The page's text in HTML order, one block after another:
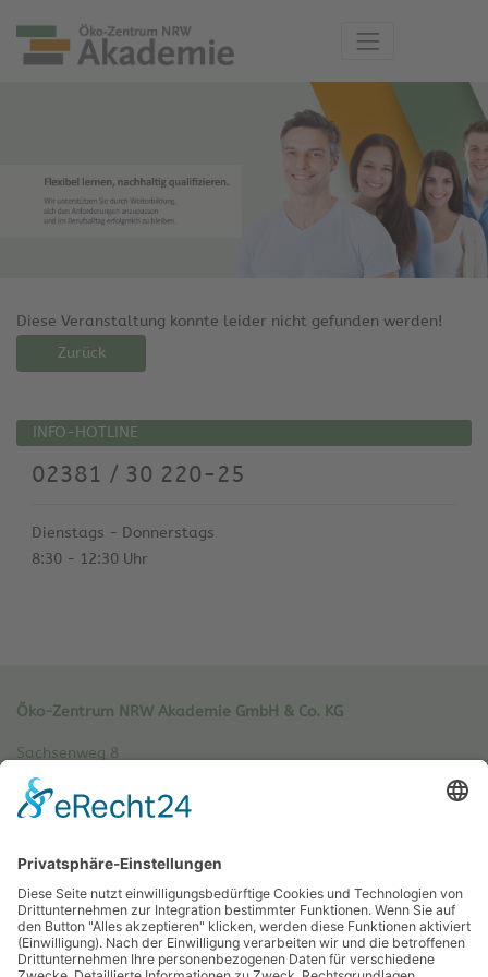
Diese Veranstaltung konnte leider nicht gefunden werden!
Zurück
INFO-HOTLINE
02381 / 30 220-25
Dienstags - Donnerstags
8:30 - 12:30 Uhr
Öko-Zentrum NRW Akademie GmbH & Co. KG
Sachsenweg 8
59073 Hamm
Tel.: 02381 / 30 220-0
info[at]oe-akademie.de
Vertrag widerrufen
Sitemap